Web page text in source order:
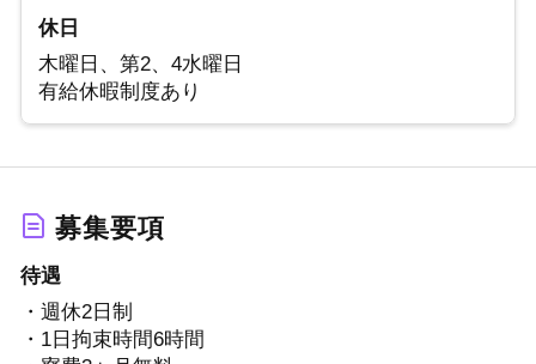
休日
木曜日、第2、4水曜日
有給休暇制度あり
募集要項
待遇
・週休2日制
・1日拘束時間6時間